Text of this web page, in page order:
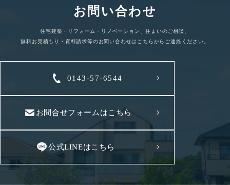
お問い合わせ
住宅建築・リフォーム・リノベーション、住まいのご相談、
無料お見積もり・資料請求等のお問い合わせはこちらからご連絡ください。
0143-57-6544
お問合せフォームはこちら
公式LINEはこちら